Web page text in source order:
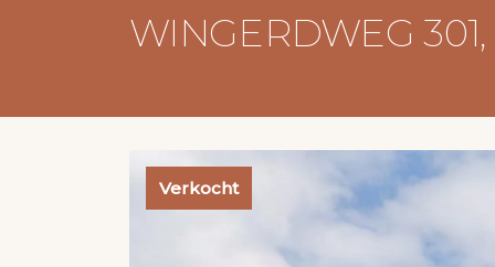
WINGERDWEG
Verkocht